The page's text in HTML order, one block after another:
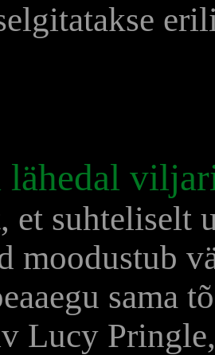
lähedal
et suhteliselt
moodustub
sama
Lucy